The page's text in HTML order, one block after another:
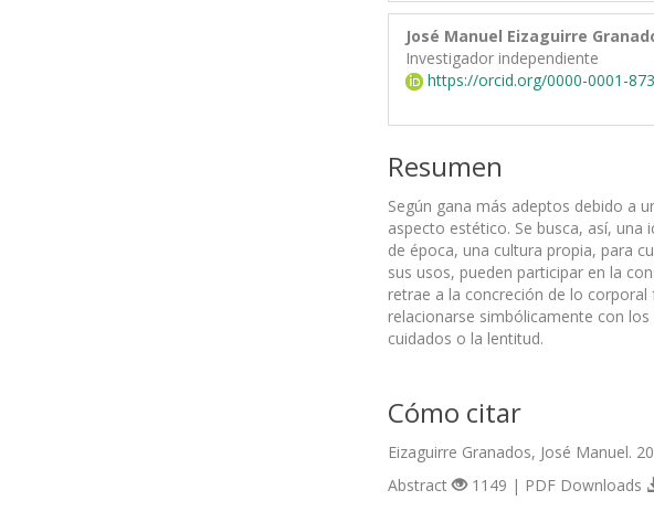
José Manuel Eizaguirre
Investigador independiente
https://orcid.org/0000-0001-
Resumen
Según gana más adeptos debido a
aspecto estético. Se busca, así,
de época, una cultura propia, para
sus usos, pueden participar en la
retrae a la concreción de lo
relacionarse simbólicamente con
cuidados o la lentitud.
Cómo citar
Eizaguirre Granados, José Manuel.
Abstract 1149 | PDF Downloads